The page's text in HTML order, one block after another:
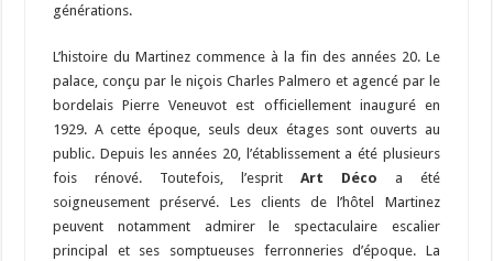
générations.
L’histoire du Martinez commence à la fin des années 20. Le
palace, conçu par le niçois Charles Palmero et agencé par le
bordelais Pierre Veneuvot est officiellement inauguré en
1929. A cette époque, seuls deux étages sont ouverts au
public. Depuis les années 20, l’établissement a été plusieurs
fois rénové. Toutefois, l’esprit Art Déco a été
soigneusement préservé. Les clients de l’hôtel Martinez
peuvent notamment admirer le spectaculaire escalier
principal et ses somptueuses ferronneries d’époque. La